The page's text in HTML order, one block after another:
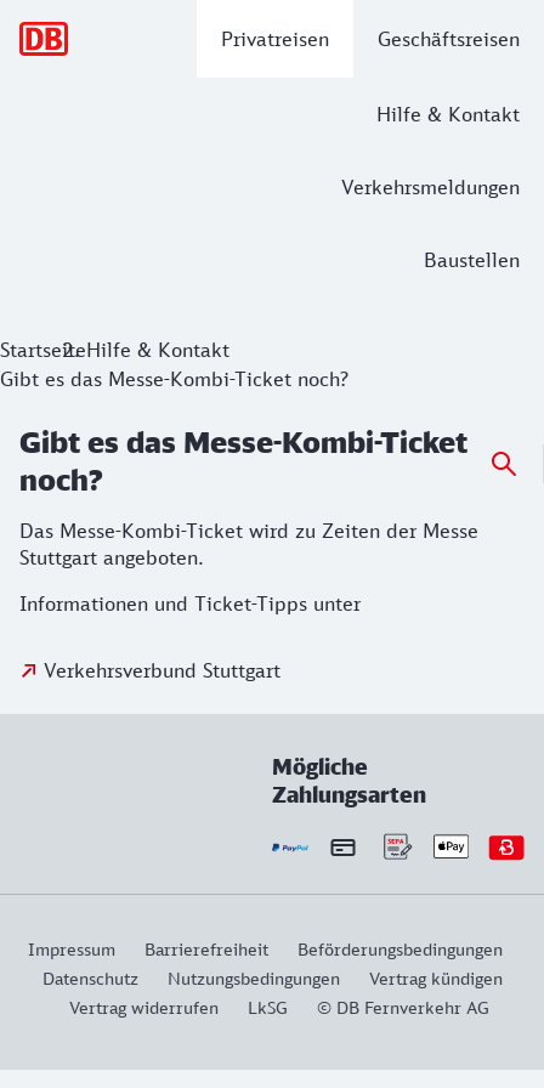
Privatreisen Geschäftsreisen
Hilfe & Kontakt
Verkehrsmeldungen
Baustellen
StartseiteHilfe & Kontakt
Gibt es das Messe-Kombi-Ticket noch?
Gibt es das Messe-Kombi-Ticket
noch?
Das Messe-Kombi-Ticket wird zu Zeiten der Messe
Stuttgart angeboten.
Informationen und Ticket-Tipps unter
Verkehrsverbund Stuttgart
Mögliche
Zahlungsarten
Impressum Barrierefreiheit
Beförderungsbedingungen
Datenschutz
Nutzungsbedingungen
Vertrag kündigen
Vertrag widerrufen
LkSG © DB Fernverkehr AG